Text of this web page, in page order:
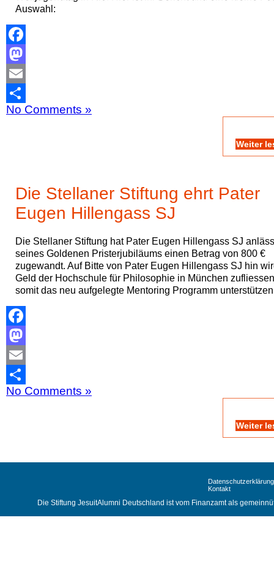
Auswahl:
Facebook
Mastodon
Email
Teilen
No Comments »
Weiter
Die Stellaner Stiftung ehrt Pater
Eugen Hillengass SJ
Die Stellaner Stiftung hat Pater Eugen Hillengass SJ
seines Goldenen Pristerjubiläums einen Betrag von 800 €
zugewandt. Auf Bitte von Pater Eugen Hillengass SJ hin
Geld der Hochschule für Philosophie in München
somit das neu aufgelegte Mentoring Programm
Facebook
Mastodon
Email
Teilen
No Comments »
Weiter
Datenschutzerklärung
Kontakt
Die Stiftung JesuitAlumni Deutschland ist vom Finanzamt als